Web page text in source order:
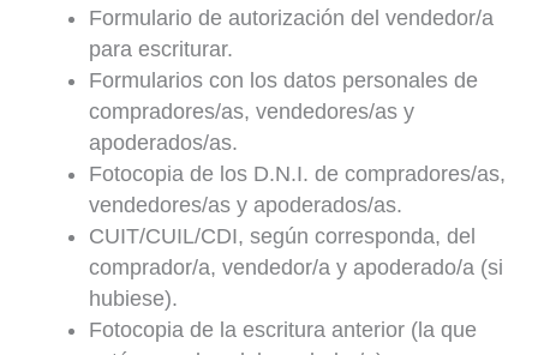
Formulario de autorización del vendedor/a
para escriturar.
Formularios con los datos personales de
compradores/as, vendedores/as y
apoderados/as.
Fotocopia de los D.N.I. de compradores/as,
vendedores/as y apoderados/as.
CUIT/CUIL/CDI, según corresponda, del
comprador/a, vendedor/a y apoderado/a (si
hubiese).
Fotocopia de la escritura anterior (la que